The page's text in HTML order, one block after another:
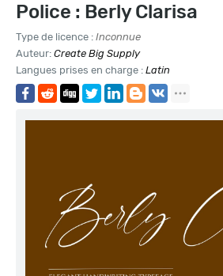
Police : Berly Clarisa
Type de licence : Inconnue
Auteur: Create Big Supply
Langues prises en charge : Latin